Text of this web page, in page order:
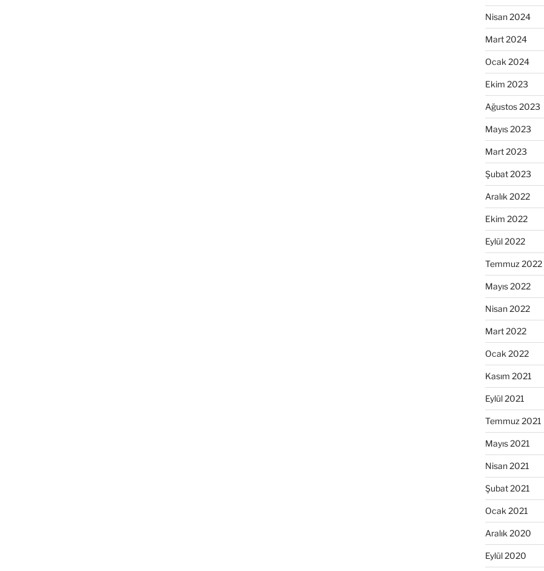
Nisan 2024
Mart 2024
Ocak 2024
Ekim 2023
Ağustos 2023
Mayıs 2023
Mart 2023
Şubat 2023
Aralık 2022
Ekim 2022
Eylül 2022
Temmuz 2022
Mayıs 2022
Nisan 2022
Mart 2022
Ocak 2022
Kasım 2021
Eylül 2021
Temmuz 2021
Mayıs 2021
Nisan 2021
Şubat 2021
Ocak 2021
Aralık 2020
Eylül 2020